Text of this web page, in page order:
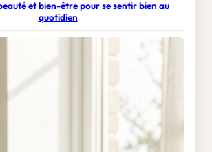
et bien-être pour se sentir bien au
quotidien